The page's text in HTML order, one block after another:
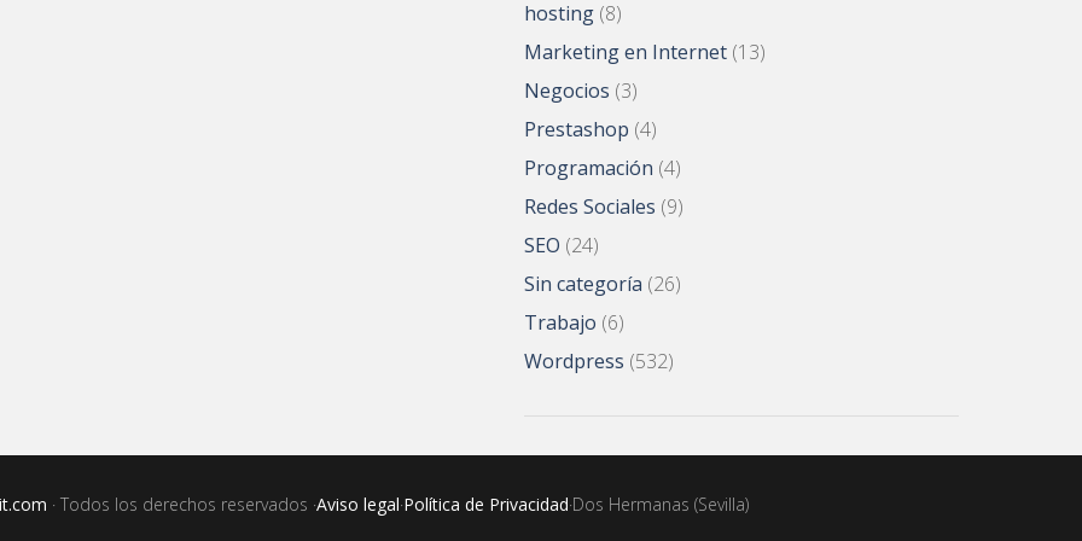
hosting (8)
Marketing en Internet (13)
Negocios (3)
Prestashop (4)
Programación (4)
Redes Sociales (9)
SEO (24)
Sin categoría (26)
Trabajo (6)
Wordpress (532)
· Todos los derechos reservados ·Aviso legal·Política de Privacidad·Dos Hermanas (Sevilla)